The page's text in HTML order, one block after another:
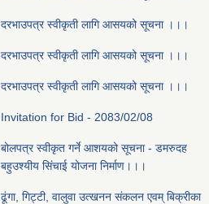
दरभाउपत्र स्वीकृती लागि आसयको सूचना ।।।
दरभाउपत्र स्वीकृती लागि आसयको सूचना ।।।
दरभाउपत्र स्वीकृती लागि आसयको सूचना ।।।
Invitation for Bid - 2083/02/08
बोलपत्र स्वीकृत गर्ने आशयको सूचना - डमरुदह
बहुउश्यीय सिंचाई योजना निर्माण।।।
ढूंगा, गिट्टी, वालुवा उत्खनन संकलन एवम् बिक्रीका